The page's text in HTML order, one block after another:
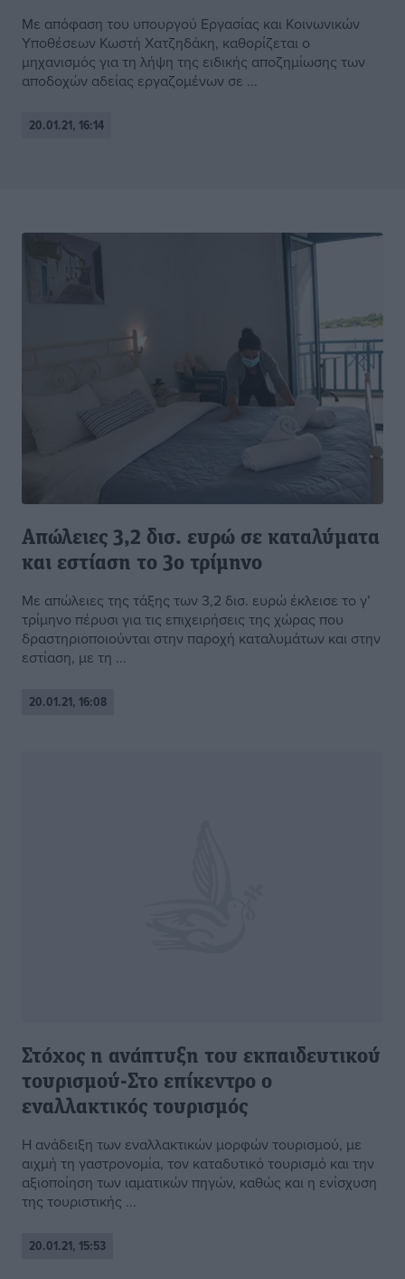
Με απόφαση του υπουργού Εργασίας και Κοινωνικών
Υποθέσεων Κωστή Χατζηδάκη, καθορίζεται ο
μηχανισμός για τη λήψη της ειδικής αποζημίωσης των
αποδοχών αδείας εργαζομένων σε ...
20.01.21, 16:14
Απώλειες 3,2 δισ. ευρώ σε καταλύματα
και εστίαση το 3ο τρίμηνο
Με απώλειες της τάξης των 3,2 δισ. ευρώ έκλεισε το γ’
τρίμηνο πέρυσι για τις επιχειρήσεις της χώρας που
δραστηριοποιούνται στην παροχή καταλυμάτων και στην
εστίαση, με τη ...
20.01.21, 16:08
Στόχος η ανάπτυξη του εκπαιδευτικού
τουρισμού-Στο επίκεντρο ο
εναλλακτικός τουρισμός
Η ανάδειξη των εναλλακτικών μορφών τουρισμού, με
αιχμή τη γαστρονομία, τον καταδυτικό τουρισμό και την
αξιοποίηση των ιαματικών πηγών, καθώς και η ενίσχυση
της τουριστικής ...
20.01.21, 15:53